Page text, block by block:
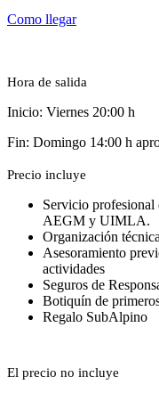
Como llegar
Hora de salida
Inicio: Viernes 20:00 h
Fin: Domingo 14:00 h
Precio incluye
Servicio profesional
AEGM y UIMLA.
Organización
Asesoramiento
actividades
Seguros de
Botiquín de
Regalo SubAlpino
El precio no incluye